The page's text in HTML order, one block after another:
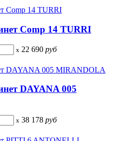
Comp 14 TURRI
x 22 690 руб
DAYANA 005
x 38 178 руб